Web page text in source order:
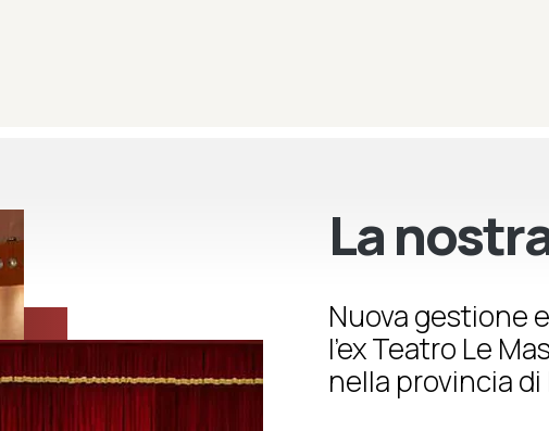
La
Nuova gestione
l’ex Teatro Le
nella provincia di